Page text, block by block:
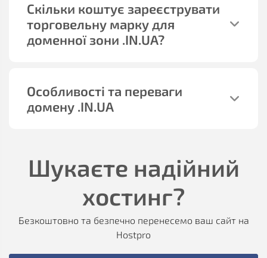
Скільки коштує зареєструвати
торговельну марку для
доменної зони .IN.UA?
Особливості та переваги
домену .IN.UA
Шукаєте надійний
хостинг?
Безкоштовно та безпечно перенесемо ваш сайт на
Hostpro